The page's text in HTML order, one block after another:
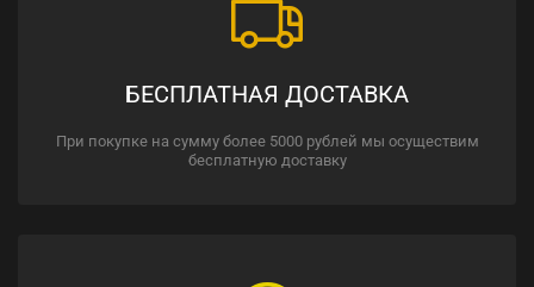
БЕСПЛАТНАЯ ДОСТАВКА
При покупке на сумму более 5000 рублей мы осуществим
бесплатную доставку